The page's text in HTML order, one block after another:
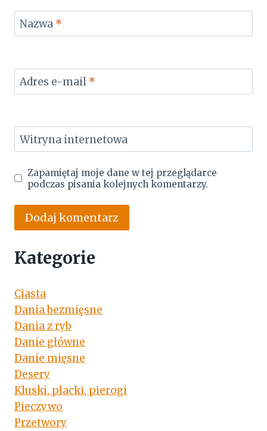
Nazwa *
Adres e-mail *
Witryna internetowa
Zapamiętaj moje dane w tej przeglądarce
podczas pisania kolejnych komentarzy.
Kategorie
Ciasta
Dania bezmięsne
Dania z ryb
Danie główne
Danie mięsne
Desery
Kluski, placki, pierogi
Pieczywo
Przetwory